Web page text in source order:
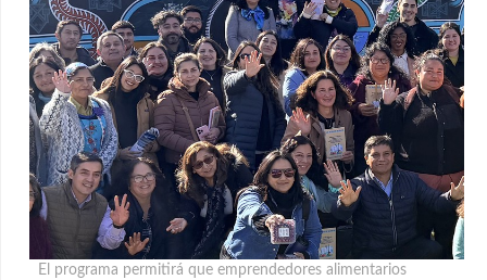
El programa permitirá que emprendedores alimentarios